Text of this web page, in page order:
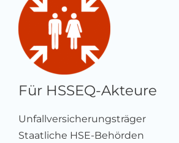
Für HSSEQ-Akteure
Unfallversicherungsträger
Staatliche HSE-Behörden